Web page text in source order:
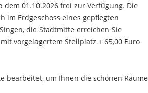
01.10.2026 frei zur Verfügung. Die
im Erdgeschoss eines gepflegten
die Stadtmitte erreichen Sie
vorgelagertem Stellplatz + 65,00 Euro
bearbeitet, um Ihnen die schönen Räume